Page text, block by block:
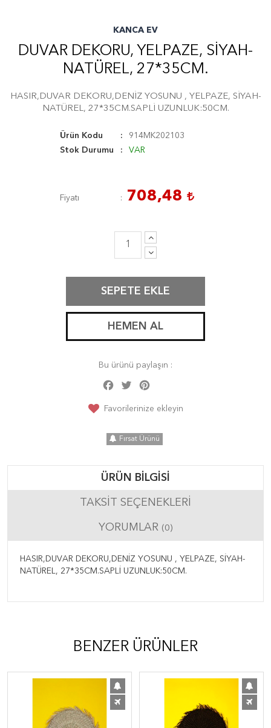
KANCA EV
DUVAR DEKORU, YELPAZE, SİYAH-
NATÜREL, 27*35CM.
HASIR,DUVAR DEKORU,DENİZ YOSUNU , YELPAZE, SİYAH-
NATÜREL, 27*35CM.SAPLİ UZUNLUK:50CM.
Ürün Kodu
914MK202103
Stok Durumu
VAR
Fiyatı 708,48
SEPETE EKLE
HEMEN AL
Bu ürünü paylaşın :
Facebook
Twitter
Favorilerinize ekleyin
Fırsat Ürünü
ÜRÜN BILGISI
TAKSIT SEÇENEKLERI
YORUMLAR (0)
HASIR,DUVAR DEKORU,DENİZ YOSUNU , YELPAZE, SİYAH-
NATÜREL, 27*35CM.SAPLİ UZUNLUK:50CM.
BENZER ÜRÜNLER